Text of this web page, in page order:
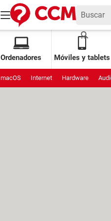
Ordenadores Móviles y tablets
macOS Internet Hardware